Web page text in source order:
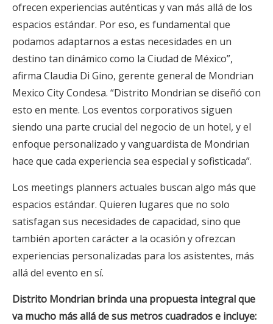
ofrecen experiencias auténticas y van más allá de los
espacios estándar. Por eso, es fundamental que
podamos adaptarnos a estas necesidades en un
destino tan dinámico como la Ciudad de México”,
afirma Claudia Di Gino, gerente general de Mondrian
Mexico City Condesa. “Distrito Mondrian se diseñó con
esto en mente. Los eventos corporativos siguen
siendo una parte crucial del negocio de un hotel, y el
enfoque personalizado y vanguardista de Mondrian
hace que cada experiencia sea especial y sofisticada”.
Los meetings planners actuales buscan algo más que
espacios estándar. Quieren lugares que no solo
satisfagan sus necesidades de capacidad, sino que
también aporten carácter a la ocasión y ofrezcan
experiencias personalizadas para los asistentes, más
allá del evento en sí.
Distrito Mondrian brinda una propuesta integral que
va mucho más allá de sus metros cuadrados e incluye: